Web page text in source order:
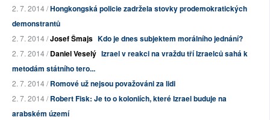
2. 7. 2014 /Hongkongská policie zadržela stovky prodemokratických
demonstrantů
2. 7. 2014 /Josef Šmajs Kdo je dnes subjektem morálního jednání?
2. 7. 2014 /Daniel Veselý Izrael v reakci na vraždu tří Izraelců sahá k
metodám státního tero...
2. 7. 2014 /Romové už nejsou považováni za lidi
2. 7. 2014 /Robert Fisk: Je to o koloniích, které Izrael buduje na
arabském území